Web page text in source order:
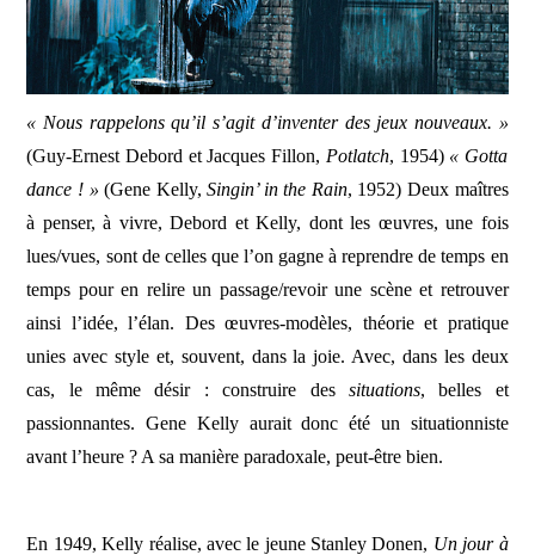
AUTRES
SOMMAIRE
A PROPOS
« Nous rappelons qu’il s’agit d’inventer des jeux nouveaux. »
(Guy-Ernest Debord et Jacques Fillon, Potlatch, 1954) « Gotta
dance ! » (Gene Kelly,Singin’ in the Rain, 1952) Deux maîtres
à penser, à vivre, Debord et Kelly, dont les œuvres, une fois
lues/vues, sont de celles que l’on gagne à reprendre de temps en
temps pour en relire un passage/revoir une scène et retrouver
ainsi l’idée, l’élan. Des œuvres-modèles, théorie et pratique
unies avec style et, souvent, dans la joie. Avec, dans les deux
cas, le même désir : construire des situations, belles et
passionnantes. Gene Kelly aurait donc été un situationniste
avant l’heure ? A sa manière paradoxale, peut-être bien.
En 1949, Kelly réalise, avec le jeune Stanley Donen, Un jour à